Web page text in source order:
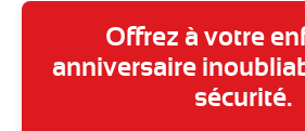
Offrez à votre
anniversaire
sécurité.